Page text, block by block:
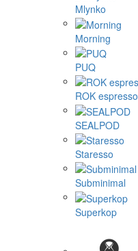
Mlynko
Morning
PUQ
ROK espresso
SEALPOD
Staresso
Subminimal
Superkop